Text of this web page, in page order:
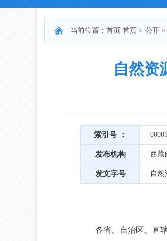
当前位置： 首页 首页 > 公开 >
自然资
索引号 ：
发布机构 西藏
发文字号 自然
各省、自治区、直辖